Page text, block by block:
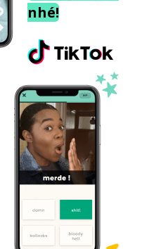
nhé!